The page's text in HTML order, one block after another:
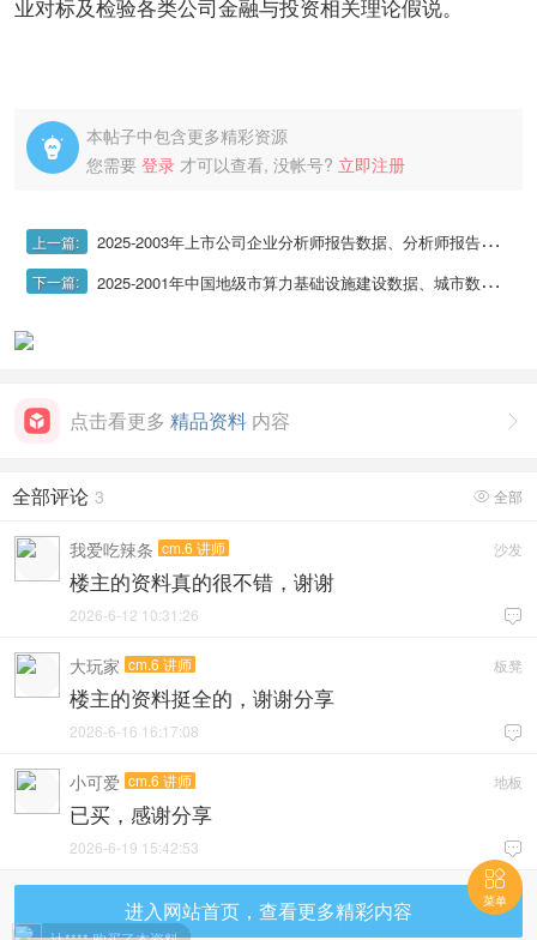
业对标及检验各类公司金融与投资相关理论假说。

本帖子中包含更多精彩资源
您需要 登录 才可以查看, 没帐号? 立即注册
上一篇: 2025-2003年上市公司企业分析师报告数据、分析师报告研报文本数据
下一篇: 2025-2001年中国地级市算力基础设施建设数据、城市数据中心建设数据

点击看更多 精品资料 内容
 全部
全部评论 3
沙发
我爱吃辣条 cm.6 讲师
楼主的资料真的很不错，谢谢

2026-6-12 10:31:26
板凳
大玩家 cm.6 讲师
楼主的资料挺全的，谢谢分享

2026-6-16 16:17:08
地板
小可爱 cm.6 讲师
已买，感谢分享

2026-6-19 15:42:53
进入网站首页，查看更多精彩内容

菜单